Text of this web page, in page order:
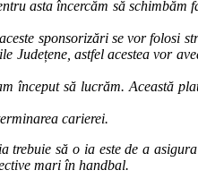
asta încercăm să
sponsorizări se vor folosi
astfel acestea vor
început să lucrăm. Această
carierei.
să o ia este de a
mari în handbal.